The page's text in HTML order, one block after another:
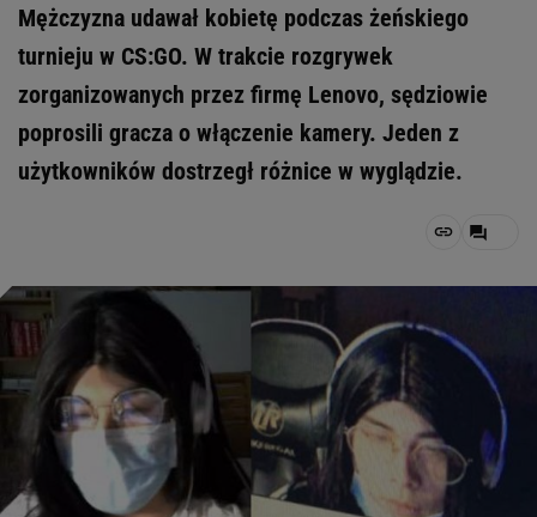
Mężczyzna udawał kobietę podczas żeńskiego
turnieju w CS:GO. W trakcie rozgrywek
zorganizowanych przez firmę Lenovo, sędziowie
poprosili gracza o włączenie kamery. Jeden z
użytkowników dostrzegł różnice w wyglądzie.